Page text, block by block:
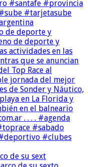
de deporte y
de su sext